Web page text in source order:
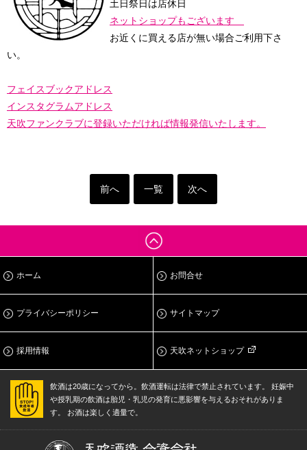
土日祭日は店休日
ネットショップもございます
お近くに買える店が無い場合ご利用下さ
い。
フェイスブックアドレス
インスタグラムアドレス
天吹ファンクラブに登録いただければ情報発信いたします。
前へ 一覧 次へ
ホーム お問合せ
プライバシーポリシー サイトマップ
採用情報 天吹ネットショップ
飲酒は20歳になってから。飲酒運転は法律で禁止されています。
妊娠中
や授乳期の飲酒は胎児・乳児の発育に悪影響を与えるおそれがありま
す。
お酒は楽しく適量で。